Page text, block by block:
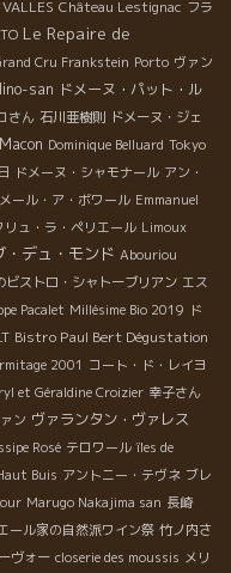
Château Lestignac フラ
Le Repaire de
Cru Frankstein Porto ヴァン
san ドメーヌ・パット・ル
さん 石川亜樹則 ドメーヌ・ジェ
Macon Dominique Belluard Tokyo
ドメーヌ・シャモナール アン・
ール・ア・ボワール Emmanuel
リュ・ラ・ペリエール Limoux
・デュ・モンド Abouriou
ビストロ・シャトーブリアン エス
Pacalet Millésime Bio 2019 ド
Bistro Paul Bert Dégustation
2001 コート・ド・レイヨ
et Géraldine Croizier 幸子さん
ン ヴァランタン・ヴァレス
Rosé テロワール îles de
Buis アントニー・テヴネ ブレ
Marugo Nakajima san 長崎
ール家の自然派ワイン祭 竹ノ内さ
ヴォー closerie des moussis メリ